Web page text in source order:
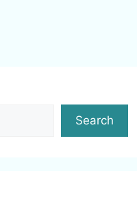
Search